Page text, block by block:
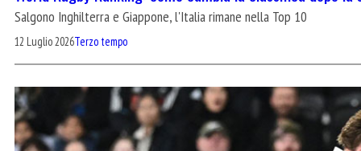
Salgono Inghilterra e Giappone, l'Italia rimane nella Top 10
12 Luglio 2026Terzo tempo